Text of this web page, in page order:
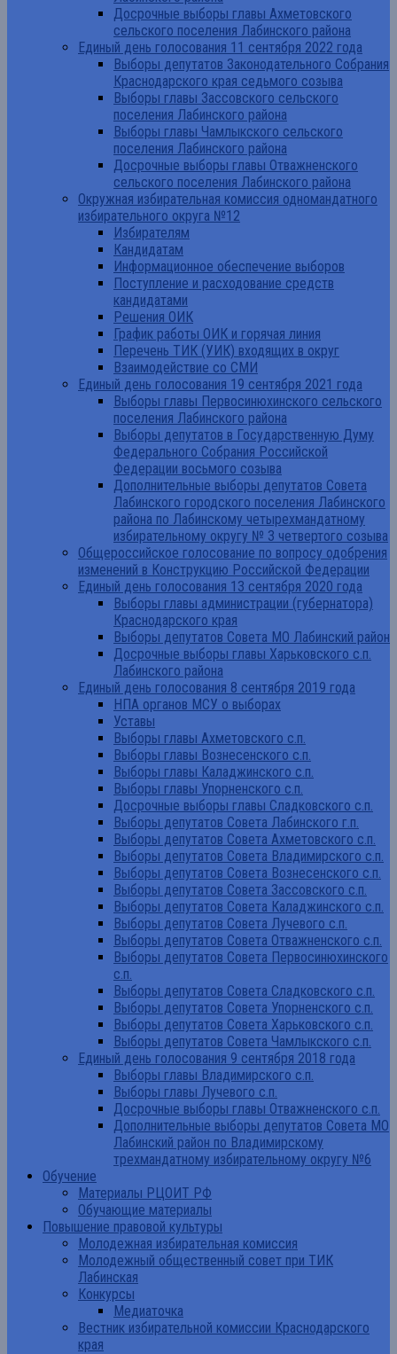
Досрочные выборы главы Ахметовского
сельского поселения Лабинского района
Единый день голосования 11 сентября 2022 года
Выборы депутатов Законодательного Собрания
Краснодарского края седьмого созыва
Выборы главы Зассовского сельского
поселения Лабинского района
Выборы главы Чамлыкского сельского
поселения Лабинского района
Досрочные выборы главы Отважненского
сельского поселения Лабинского района
Окружная избирательная комиссия одномандатного
избирательного округа №12
Избирателям
Кандидатам
Информационное обеспечение выборов
Поступление и расходование средств
кандидатами
Решения ОИК
График работы ОИК и горячая линия
Перечень ТИК (УИК) входящих в округ
Взаимодействие со СМИ
Единый день голосования 19 сентября 2021 года
Выборы главы Первосинюхинского сельского
поселения Лабинского района
Выборы депутатов в Государственную Думу
Федерального Собрания Российской
Федерации восьмого созыва
Дополнительные выборы депутатов Совета
Лабинского городского поселения Лабинского
района по Лабинскому четырехмандатному
избирательному округу № 3 четвертого созыва
Общероссийское голосование по вопросу одобрения
изменений в Конструкцию Российской Федерации
Единый день голосования 13 сентября 2020 года
Выборы главы администрации (губернатора)
Краснодарского края
Выборы депутатов Совета МО Лабинский район
Досрочные выборы главы Харьковского с.п.
Лабинского района
Единый день голосования 8 сентября 2019 года
НПА органов МСУ о выборах
Уставы
Выборы главы Ахметовского с.п.
Выборы главы Вознесенского с.п.
Выборы главы Каладжинского с.п.
Выборы главы Упорненского с.п.
Досрочные выборы главы Сладковского с.п.
Выборы депутатов Совета Лабинского г.п.
Выборы депутатов Совета Ахметовского с.п.
Выборы депутатов Совета Владимирского с.п.
Выборы депутатов Совета Вознесенского с.п.
Выборы депутатов Совета Зассовского с.п.
Выборы депутатов Совета Каладжинского с.п.
Выборы депутатов Совета Лучевого с.п.
Выборы депутатов Совета Отважненского с.п.
Выборы депутатов Совета Первосинюхинского
с.п.
Выборы депутатов Совета Сладковского с.п.
Выборы депутатов Совета Упорненского с.п.
Выборы депутатов Совета Харьковского с.п.
Выборы депутатов Совета Чамлыкского с.п.
Единый день голосования 9 сентября 2018 года
Выборы главы Владимирского с.п.
Выборы главы Лучевого с.п.
Досрочные выборы главы Отважненского с.п.
Дополнительные выборы депутатов Совета МО
Лабинский район по Владимирскому
трехмандатному избирательному округу №6
Обучение
Материалы РЦОИТ РФ
Обучающие материалы
Повышение правовой культуры
Молодежная избирательная комиссия
Молодежный общественный совет при ТИК
Лабинская
Конкурсы
Медиаточка
Вестник избирательной комиссии Краснодарского
края